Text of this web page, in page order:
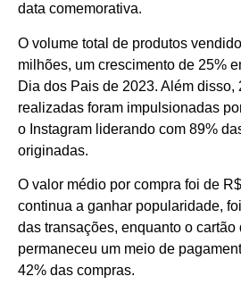
data comemorativa.
O volume total de produtos
milhões, um crescimento de 25%
Dia dos Pais de 2023. Além disso,
realizadas foram impulsionadas
o Instagram liderando com 89%
originadas.
O valor médio por compra foi de
continua a ganhar popularidade,
das transações, enquanto o cartão
permaneceu um meio de
42% das compras.